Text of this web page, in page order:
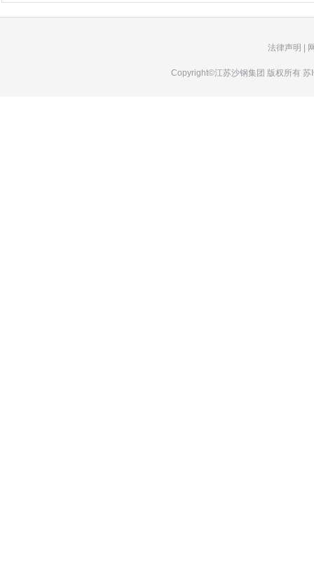
法律声明
Copyright©江苏沙钢集团 版权所有 苏